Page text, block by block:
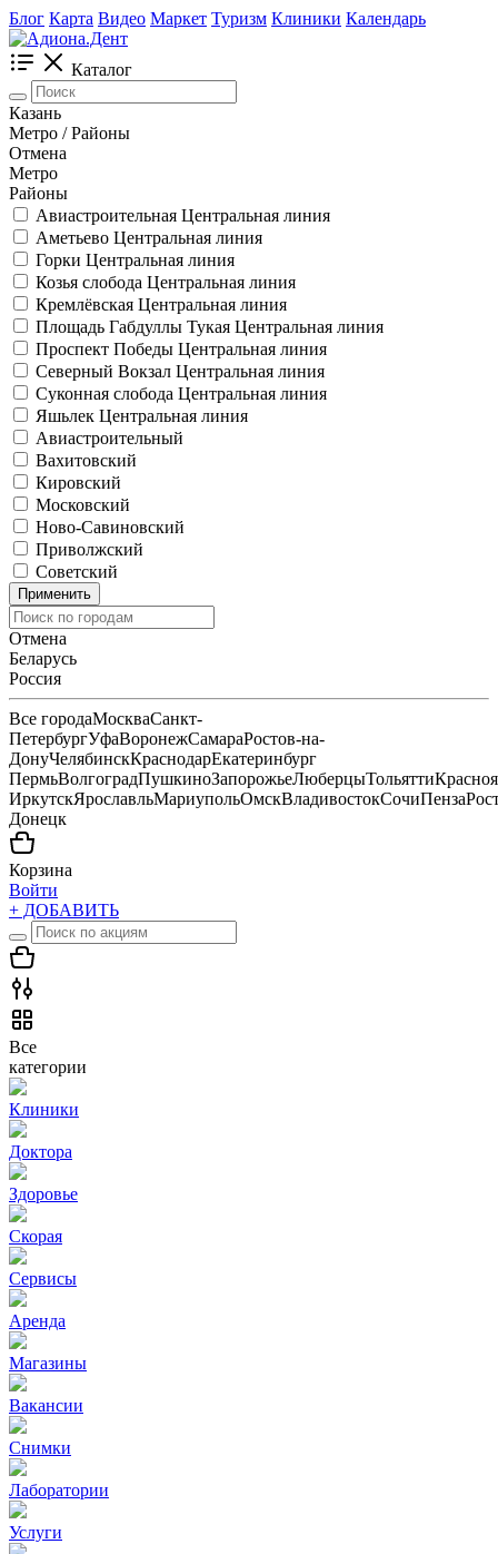
Блог Карта Видео Маркет Туризм Клиники Календарь
Каталог
Казань
Метро / Районы
Отмена
Метро
Районы
Авиастроительная Центральная линия
Аметьево Центральная линия
Горки Центральная линия
Козья слобода Центральная линия
Кремлёвская Центральная линия
Площадь Габдуллы Тукая Центральная линия
Проспект Победы Центральная линия
Северный Вокзал Центральная линия
Суконная слобода Центральная линия
Яшьлек Центральная линия
Авиастроительный
Вахитовский
Кировский
Московский
Ново-Савиновский
Приволжский
Советский
Применить
Отмена
Беларусь
Россия
Все городаМоскваСанкт-
ПетербургУфаВоронежСамараРостов-на-
ДонуЧелябинскКраснодарЕкатеринбург
ПермьВолгоградПушкиноЗапорожьеЛюберцыТольятти
ИркутскЯрославльМариупольОмскВладивостокСочиПенза
Донецк
Корзина
Войти
+ ДОБАВИТЬ
Все
категории
Клиники
Доктора
Здоровье
Скорая
Сервисы
Аренда
Магазины
Вакансии
Снимки
Лаборатории
Услуги